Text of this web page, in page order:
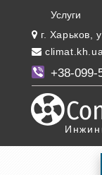
Услуги
г. Харьков,
+38-099-